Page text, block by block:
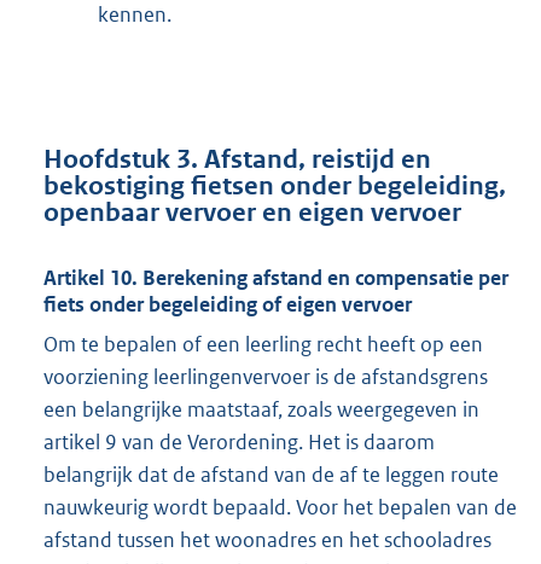
kennen.
Hoofdstuk 3. Afstand, reistijd en
bekostiging fietsen onder begeleiding,
openbaar vervoer en eigen vervoer
Artikel 10. Berekening afstand en compensatie per
fiets onder begeleiding of eigen vervoer
Om te bepalen of een leerling recht heeft op een
voorziening leerlingenvervoer is de afstandsgrens
een belangrijke maatstaaf, zoals weergegeven in
artikel 9 van de Verordening. Het is daarom
belangrijk dat de afstand van de af te leggen route
nauwkeurig wordt bepaald. Voor het bepalen van de
afstand tussen het woonadres en het schooladres